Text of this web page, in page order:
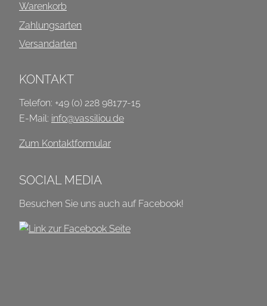
Warenkorb
Zahlungsarten
Versandarten
KONTAKT
Telefon: +49 (0) 228 98177-15
E-Mail: info@vassiliou.de
Zum Kontaktformular
SOCIAL MEDIA
Besuchen Sie uns auch auf Facebook!